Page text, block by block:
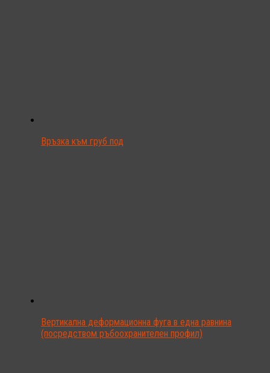
Връзка към груб под
Вертикална деформационна фуга в една равнина
(посредством ръбоохранителен профил)